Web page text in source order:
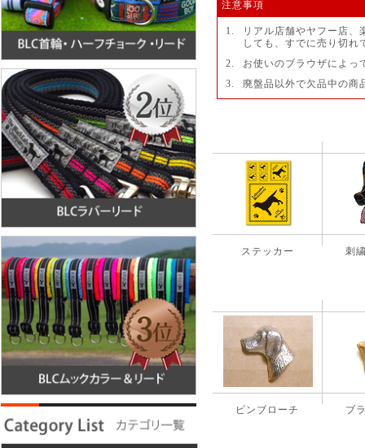
注意事項
1.
リアル店舗やヤフー店
しても、すでに売り切れ
2.
お使いのブラウザによっ
3.
廃盤品以外で欠品中の商
ステッカー 刺
ピンブローチ ブ